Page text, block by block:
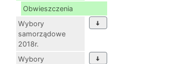
Obwieszczenia
Wybory
samorządowe
2018r.
Wybory